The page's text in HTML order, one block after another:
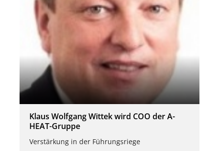
Klaus Wolfgang Wittek wird COO der A-
HEAT-Gruppe
Verstärkung in der Führungsriege